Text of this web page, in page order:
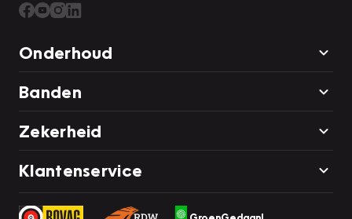
Onderhoud
Banden
Zekerheid
Klantenservice